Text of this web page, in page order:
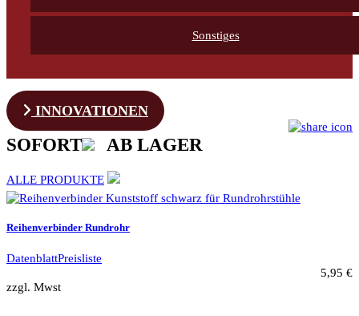
Sonstiges
INNOVATIONEN
SOFORT AB LAGER
ALLE PRODUKTE
Reihenverbinder Rundrohr
DatenblattPreisliste
5,95 €
zzgl. Mwst